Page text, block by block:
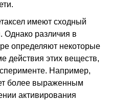
имеют сходный
Однако различия в
определяют некоторые
действия этих веществ,
Например,
более выраженным
активирования